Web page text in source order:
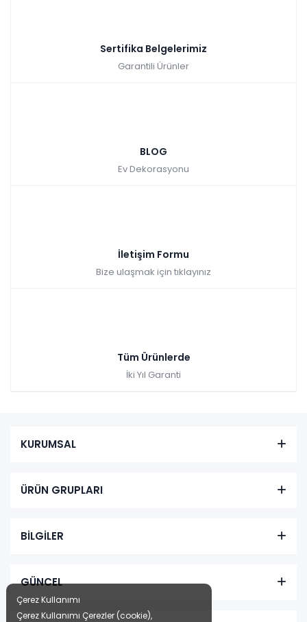
Sertifika Belgelerimiz
Garantili Ürünler
BLOG
Ev Dekorasyonu
İletişim Formu
Bize ulaşmak için tıklayınız
Tüm Ürünlerde
İki Yıl Garanti
KURUMSAL
ÜRÜN GRUPLARI
BİLGİLER
GÜNCEL
Çerez Kullanımı
Çerez Kullanımı Çerezler (cookie),